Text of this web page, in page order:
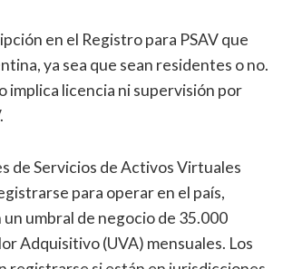
en el Registro para PSAV que
ya sea que sean residentes o no.
implica licencia ni supervisión por
de Servicios de Activos Virtuales
para operar en el país,
umbral de negocio de 35.000
Adquisitivo (UVA) mensuales. Los